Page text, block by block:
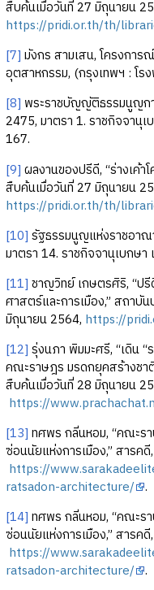
สืบค้นเมื่อวันที่ 27 มิถุนายน
https://pridi.or.th/th/
[7] มังกร สามเสน, โครงกา
อุตสาหกรรม, (กรุงเทพฯ : โ
[8] พระราชบัญญัติธรรมนูญก
2475, มาตรา 1. ราชกิจจานุ
167.
[9] ผลงานของปรีดี, “ร่างเค้
สืบค้นเมื่อวันที่ 27 มิถุนายน
https://pridi.or.th/th/
[10] รัฐธรรมนูญแห่งราชอา
มาตรา 14. ราชกิจจานุเบกษ
[11] ชาญวิทย์ เกษตรศิริ, “ป
ศาสตร์และการเมือง,” สถาบั
มิถุนายน 2564, https://
[12] รุ่งนภา พิมมะศรี, “เดิน
คณะราษฎร มรดกยุคสร้างชา
สืบค้นเมื่อวันที่ 28 มิถุนายน
https://
[13] ทศพร กลิ่นหอม, “คณะร
ซ่อนนัยแห่งการเมือง,” สารค
https://
ratsadon-architecture/ .
[14] ทศพร กลิ่นหอม, “คณะร
ซ่อนนัยแห่งการเมือง,” สารค
https://
ratsadon-architecture/ .